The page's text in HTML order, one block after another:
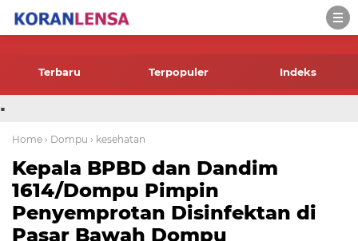
-->
Terbaru Terpopuler Indeks
.
Home › Dompu › kesehatan
Kepala BPBD dan Dandim
1614/Dompu Pimpin
Penyemprotan Disinfektan di
Pasar Bawah Dompu